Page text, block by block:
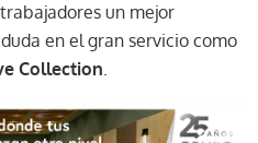
un mejor
en el gran servicio como
Collection.